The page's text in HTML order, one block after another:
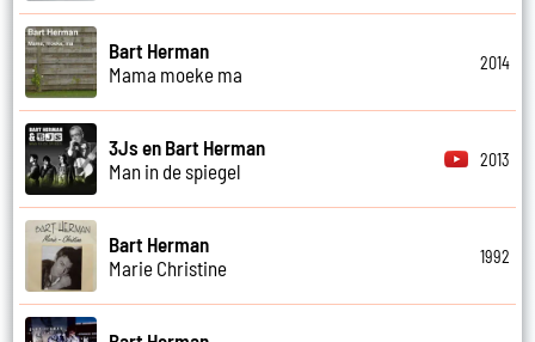
Bart Herman
Mama moeke ma
2014
3Js en Bart Herman
Man in de spiegel
2013
Bart Herman
Marie Christine
1992